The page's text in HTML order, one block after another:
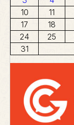
10
11
17
18
24
25
31